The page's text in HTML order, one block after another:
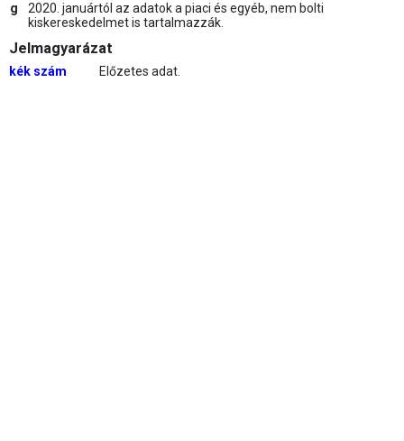
g
2020. januártól az adatok a piaci és egyéb, nem bolti
kiskereskedelmet is tartalmazzák.
Jelmagyarázat
kék szám Előzetes adat.